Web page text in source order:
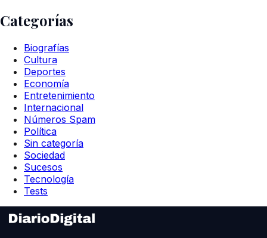
Categorías
Biografías
Cultura
Deportes
Economía
Entretenimiento
Internacional
Números Spam
Política
Sin categoría
Sociedad
Sucesos
Tecnología
Tests